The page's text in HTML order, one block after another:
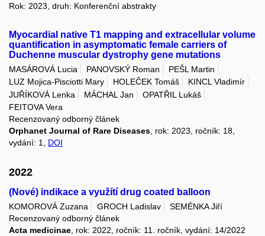
Rok: 2023, druh: Konferenční abstrakty
Myocardial native T1 mapping and extracellular volume
quantification in asymptomatic female carriers of
Duchenne muscular dystrophy gene mutations
MASÁROVÁ Lucia PANOVSKÝ Roman
PEŠL Martin
LUZ Mojica-Pisciotti Mary
HOLEČEK Tomáš
KINCL Vladimír
JUŘÍKOVÁ Lenka
MÁCHAL Jan
OPATŘIL Lukáš
FEITOVA Vera
Recenzovaný odborný článek
Orphanet Journal of Rare Diseases , rok: 2023, ročník: 18,
vydání: 1, DOI
2022
(Nové) indikace a využítí drug coated balloon
KOMOROVÁ Zuzana GROCH Ladislav
SEMÉNKA Jiří
Recenzovaný odborný článek
Acta medicinae, rok: 2022, ročník: 11. ročník, vydání: 14/2022